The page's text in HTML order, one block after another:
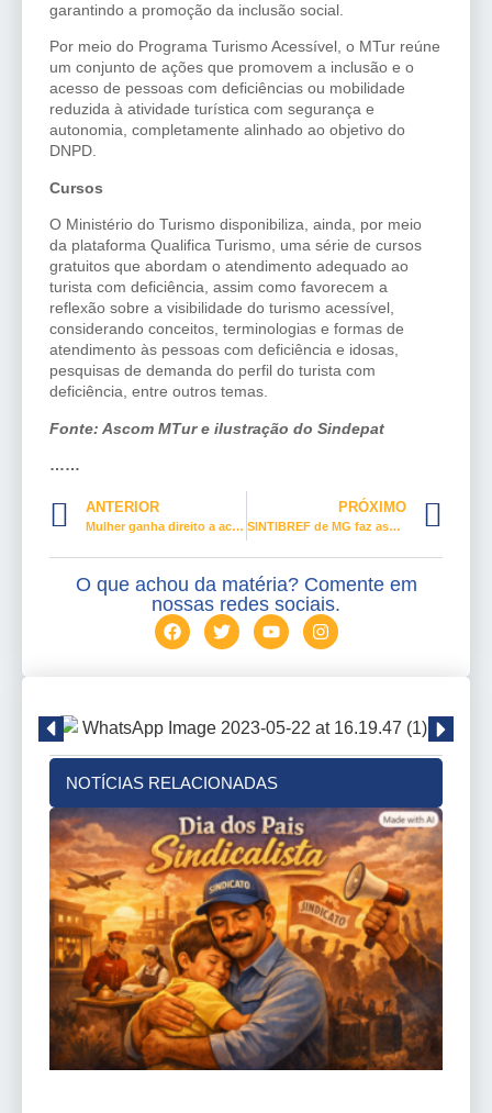
garantindo a promoção da inclusão social.
Por meio do Programa Turismo Acessível, o MTur reúne
um conjunto de ações que promovem a inclusão e o
acesso de pessoas com deficiências ou mobilidade
reduzida à atividade turística com segurança e
autonomia, completamente alinhado ao objetivo do
DNPD.
Cursos
O Ministério do Turismo disponibiliza, ainda, por meio
da plataforma Qualifica Turismo, uma série de cursos
gratuitos que abordam o atendimento adequado ao
turista com deficiência, assim como favorecem a
reflexão sobre a visibilidade do turismo acessível,
considerando conceitos, terminologias e formas de
atendimento às pessoas com deficiência e idosas,
pesquisas de demanda do perfil do turista com
deficiência, entre outros temas.
Fonte: Ascom MTur e ilustração do Sindepat
……
ANTERIOR
Mulher ganha direito a acompanhante em atendimento médico
PRÓXIMO
SINTIBREF de MG faz assembleia com participação maciça de trabalhadores
O que achou da matéria? Comente em
nossas redes sociais.
NOTÍCIAS RELACIONADAS